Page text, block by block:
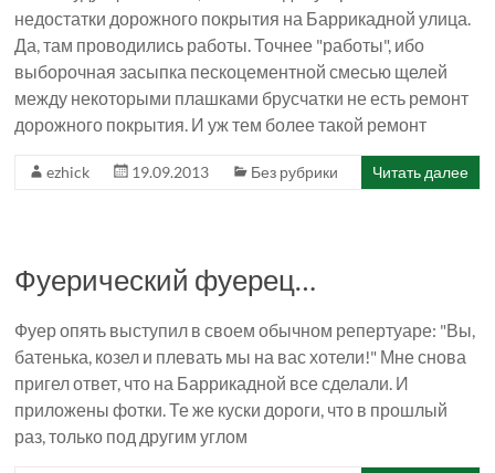
недостатки дорожного покрытия на Баррикадной улица.
Да, там проводились работы. Точнее "работы", ибо
выборочная засыпка пескоцементной смесью щелей
между некоторыми плашками брусчатки не есть ремонт
дорожного покрытия. И уж тем более такой ремонт
ezhick 19.09.2013 Без рубрики Читать далее
Фуерический фуерец…
Фуер опять выступил в своем обычном репертуаре: "Вы,
батенька, козел и плевать мы на вас хотели!" Мне снова
пригел ответ, что на Баррикадной все сделали. И
приложены фотки. Те же куски дороги, что в прошлый
раз, только под другим углом